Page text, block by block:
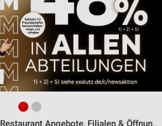
Restaurant Angebote, Filialen & Öffnungszeiten